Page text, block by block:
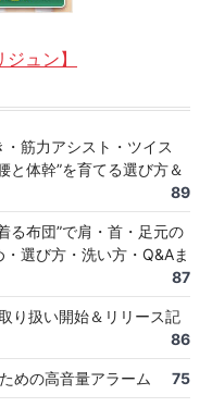
ュン】
・筋力アシスト・ツイス
と体幹”を育てる選び方＆
89
る布団”で肩・首・足元の
選び方・洗い方・Q&Aま
87
り扱い開始＆リリース記
86
めの高音量アラーム 75